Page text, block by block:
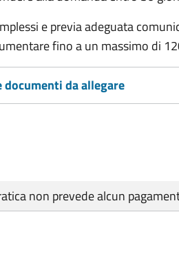
e previa adeguata
fino a un massimo di
da allegare
non prevede alcun